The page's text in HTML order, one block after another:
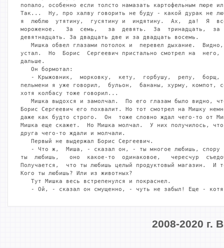
попало, особенно если толсто намазать картофельным пюре
Так...  Ну, про халву говорить не буду - какой дурак не
я  люблю  утятину,  гусятину и  индятину.  Ах,  да!  Я
мороженое.   За  семь,   за  девять.  За  тринадцать,  за
девятнадцать. За двадцать две и за двадцать восемь.
Мишка обвел глазами потолок и  перевел дыхание.
устал.  Но  Борис  Сергеевич пристально смотрел на  него,
дальше.
   Он бормотал:
- Крыжовник,  морковку,  кету,  горбушу,  репу,  борщ,
пельмени я уже говорил,  бульон,  бананы, хурму, компот,
хотя колбасу тоже говорил...
Мишка выдохся и замолчал.  По его глазам было видно,
Борис Сергеевич его похвалит. Но тот смотрел на Мишку
даже как будто строго.  Он  тоже словно ждал чего-то от
Мишка еще скажет.  Но Мишка молчал.  У них получилось,
друга чего-то ждали и молчали.
   Первый не выдержал Борис Сергеевич.
- Что ж,  Миша, - сказал он, - ты многое любишь, спору
ты  любишь,   оно  какое-то  одинаковое,   чересчур
Получается,  что ты любишь целый продуктовый магазин.  И
Кого ты любишь? Или из животных?
   Тут Мишка весь встрепенулся и покраснел.
- Ой, - сказал он смущенно, - чуть не забыл! Еще -
2008-2020 г.